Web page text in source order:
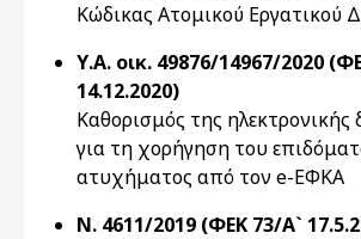
Κώδικας Ατομικού Εργατικού
Υ.Α. οικ. 49876/14967/2020
14.12.2020)
Καθορισμός της ηλεκτρονικής
για τη χορήγηση του
ατυχήματος από τον e-ΕΦΚΑ
Ν. 4611/2019 (ΦΕΚ 73/Α`